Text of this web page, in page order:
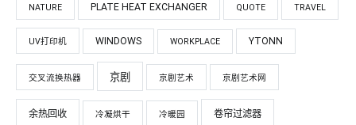
NATURE PLATE HEAT EXCHANGER QUOTE TRAVEL
UV打印机 WINDOWS WORKPLACE YTONN
交叉流换热器 京剧 京剧艺术 京剧艺术网
余热回收 冷凝烘干 冷暖园 卷帘过滤器